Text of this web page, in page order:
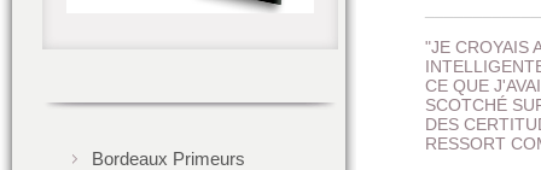
"JE CROYAIS
CE QUE
SCOTCHÉ
DES
RESSORT
Bordeaux Primeurs